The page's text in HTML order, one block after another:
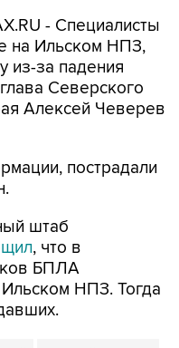
- Специалисты
на Ильском НПЗ,
из-за падения
Северского
Алексей Чеверев
пострадали
штаб
, что в
БПЛА
НПЗ. Тогда